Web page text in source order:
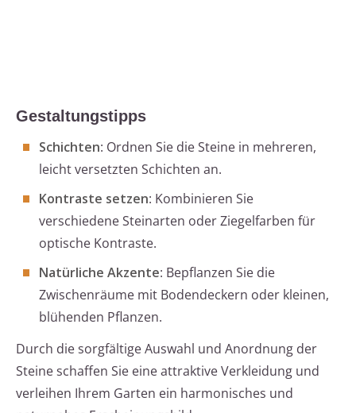
Gestaltungstipps
Schichten: Ordnen Sie die Steine in mehreren,
leicht versetzten Schichten an.
Kontraste setzen: Kombinieren Sie
verschiedene Steinarten oder Ziegelfarben für
optische Kontraste.
Natürliche Akzente: Bepflanzen Sie die
Zwischenräume mit Bodendeckern oder kleinen,
blühenden Pflanzen.
Durch die sorgfältige Auswahl und Anordnung der
Steine schaffen Sie eine attraktive Verkleidung und
verleihen Ihrem Garten ein harmonisches und